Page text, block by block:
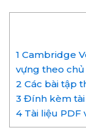
1 Cambridge
vựng theo chủ
2 Các bài tập
3 Đính kèm
4Tài liệu PDF